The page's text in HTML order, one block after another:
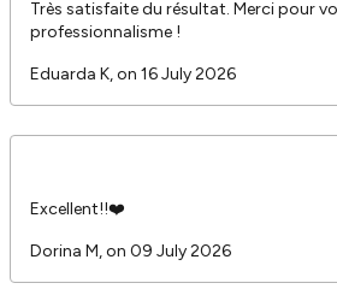
Très satisfaite du résultat. Merci pour
professionnalisme !
Eduarda K, on 16 July 2026
Excellent!!❤️
Dorina M, on 09 July 2026